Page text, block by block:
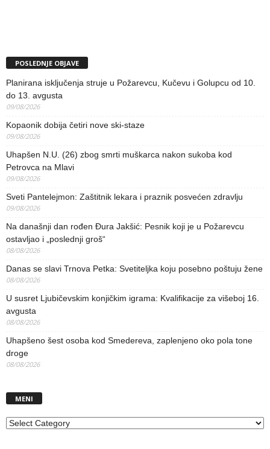
POSLEDNJE OBJAVE
Planirana isključenja struje u Požarevcu, Kučevu i Golupcu od 10.
do 13. avgusta
09/08/2026
Kopaonik dobija četiri nove ski-staze
09/08/2026
Uhapšen N.U. (26) zbog smrti muškarca nakon sukoba kod
Petrovca na Mlavi
09/08/2026
Sveti Pantelejmon: Zaštitnik lekara i praznik posvećen zdravlju
09/08/2026
Na današnji dan rođen Đura Jakšić: Pesnik koji je u Požarevcu
ostavljao i „poslednji groš“
08/08/2026
Danas se slavi Trnova Petka: Svetiteljka koju posebno poštuju žene
08/08/2026
U susret Ljubičevskim konjičkim igrama: Kvalifikacije za višeboj 16.
avgusta
08/08/2026
Uhapšeno šest osoba kod Smedereva, zaplenjeno oko pola tone
droge
08/08/2026
MENI
MENI